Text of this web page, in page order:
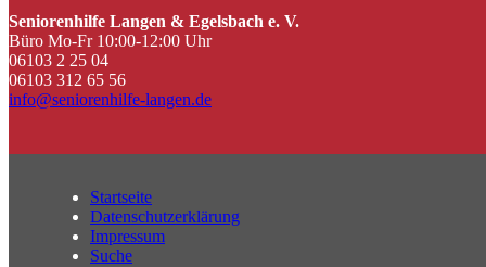
Seniorenhilfe Langen & Egelsbach e. V.
Büro Mo-Fr 10:00-12:00 Uhr
06103 2 25 04
06103 312 65 56
info@seniorenhilfe-langen.de
Startseite
Datenschutzerklärung
Impressum
Suche